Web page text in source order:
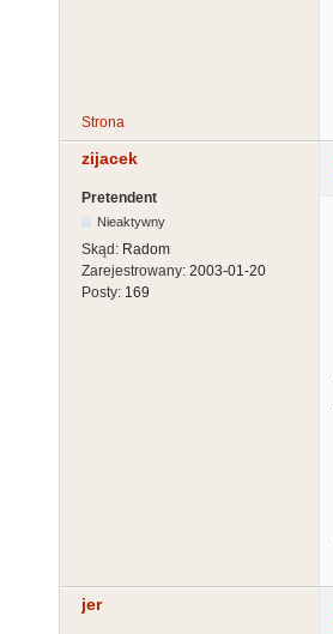
Strona
zijacek
Pretendent
Nieaktywny
Skąd: Radom
Zarejestrowany: 2003-01-20
Posty: 169
jer